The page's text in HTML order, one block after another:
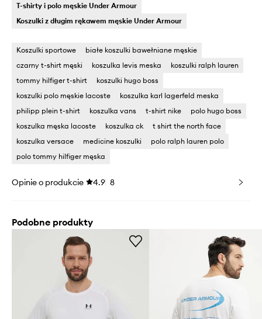
T-shirty i polo męskie Under Armour
Koszulki z długim rękawem męskie Under Armour
Koszulki sportowe
białe koszulki bawełniane męskie
czarny t-shirt męski
koszulka levis meska
koszulki ralph lauren
tommy hilfiger t-shirt
koszulki hugo boss
koszulki polo męskie lacoste
koszulka karl lagerfeld meska
philipp plein t-shirt
koszulka vans t-shirt nike
polo hugo boss
koszulka męska lacoste
koszulka ck
t shirt the north face
koszulka versace
medicine koszulki
polo ralph lauren polo
polo tommy hilfiger męska
Opinie o produkcie 4.9 8
Podobne produkty